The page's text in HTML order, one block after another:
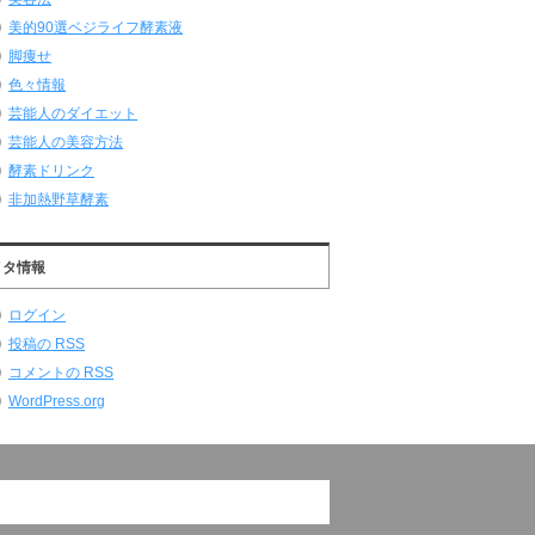
美的90選ベジライフ酵素液
脚痩せ
色々情報
芸能人のダイエット
芸能人の美容方法
酵素ドリンク
非加熱野草酵素
情報
ログイン
投稿の RSS
コメントの RSS
WordPress.org